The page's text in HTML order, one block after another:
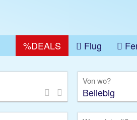
%DEALS Flug
Von wo?
Beliebig